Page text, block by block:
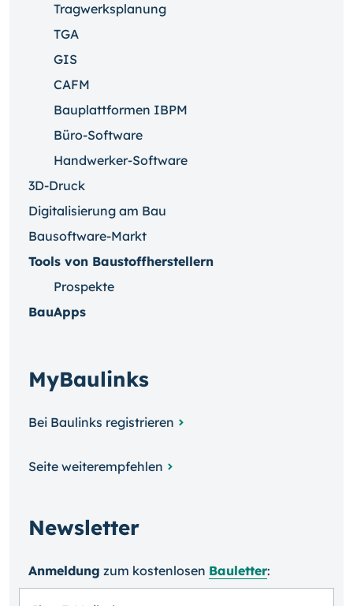
Tragwerksplanung
TGA
GIS
CAFM
Bauplattformen IBPM
Büro-Software
Handwerker-Software
3D-Druck
Digitalisierung am Bau
Bausoftware-Markt
Tools von Baustoffherstellern
Prospekte
BauApps
MyBaulinks
Bei Baulinks registrieren
Seite weiterempfehlen
Newsletter
Anmeldung zum kosten­losen Bauletter: